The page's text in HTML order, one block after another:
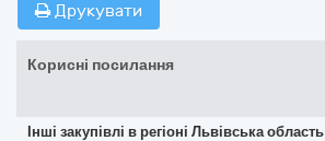
Друкувати
Корисні посилання
Інші закупівлі в регіоні Львівська область